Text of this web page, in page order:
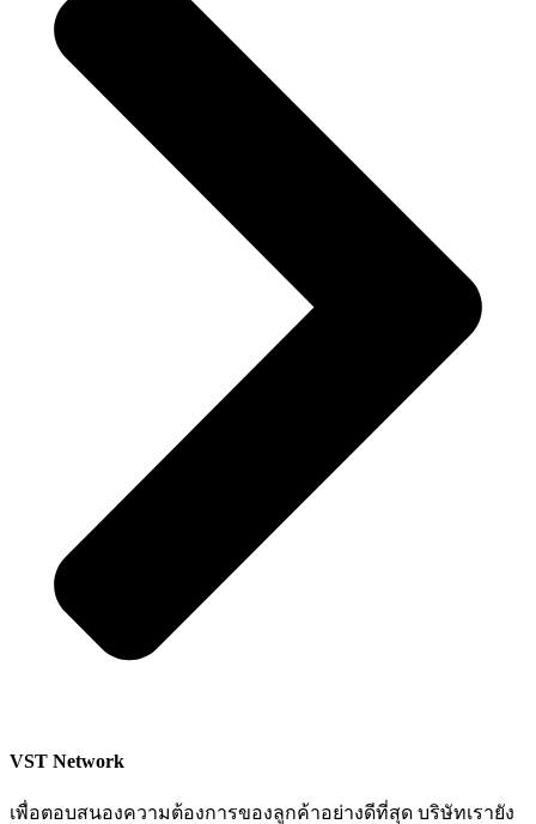
VST Network
เพื่อตอบสนองความต้องการของลูกค้าอย่างดีที่สุด บริษัทเรายัง